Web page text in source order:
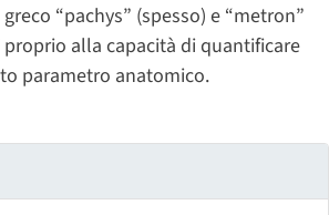
“pachys” (spesso) e “metron”
alla capacità di quantificare
parametro anatomico.